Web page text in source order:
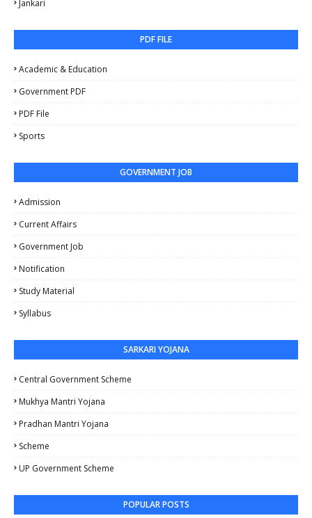
Jankari
PDF FILE
Academic & Education
Government PDF
PDF File
Sports
GOVERNMENT JOB
Admission
Current Affairs
Government Job
Notification
Study Material
Syllabus
SARKARI YOJANA
Central Government Scheme
Mukhya Mantri Yojana
Pradhan Mantri Yojana
Scheme
UP Government Scheme
POPULAR POSTS